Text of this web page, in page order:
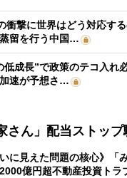
衝撃に世界はどう対応す
留を行う中国…
低成長”で政策のテコ入
速が予想さ…
さん」配当ストッ
いに見えた問題の核心》「
億円超不動産投資トラ